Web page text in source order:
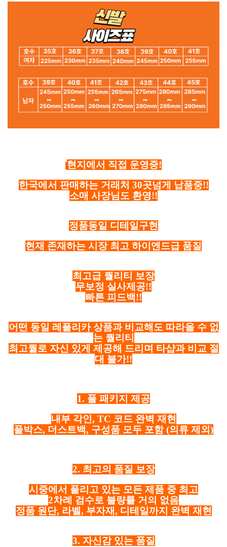
현지에서 직접 운영중!
한국에서 판매하는 거래처 30곳넘게 납품중!!
소매 사장님도 환영!!
정품동일 디테일구현
현재 존재하는 시장 최고 하이엔드급 품질
최고급 퀄리티 보장
무보정 실사제공!!
빠른 피드백!!
어떤 동일 레플리카 상품과 비교해도 따라올 수 없
는 퀄리티
최고퀄로 자신 있게 제공해 드리며 타샵과 비교 절
대 불가!!
1. 풀 패키지 제공
내부 각인, TC 코드 완벽 재현
풀박스, 더스트백, 구성품 모두 포함 (의류 제외)
2. 최고의 품질 보장
시중에서 풀리고 있는 모든 제품 중 최고
2차례 검수로 불량률 거의 없음
정품 원단, 라벨, 부자재, 디테일까지 완벽 재현
3. 자신감 있는 품질